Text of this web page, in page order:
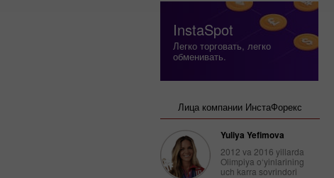
InstaSpot
Легко торговать, легко
обменивать.
Лица компании ИнстаФорекс
Yuliya Yefimova
2012 va 2016 yillarda
Olimpiya o‘yinlarining
uch karra sovrindori